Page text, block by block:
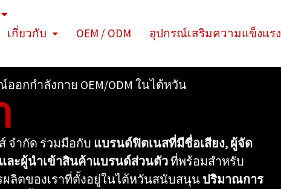
เกี่ยวกับ OEM / ODM อุปกรณ์เสริมความแข็งแรง
อกกำลังกาย OEM/ODM ในไต้หวัน
จำกัด ร่วมมือกับ แบรนด์ฟิตเนสที่มีชื่อเสียง, ผู้จัด
ละผู้นำเข้าสินค้าแบรนด์ส่วนตัวที่พร้อมสำหรับ
ผลิตของเราที่ตั้งอยู่ในไต้หวันสนับสนุน ปริมาณการ